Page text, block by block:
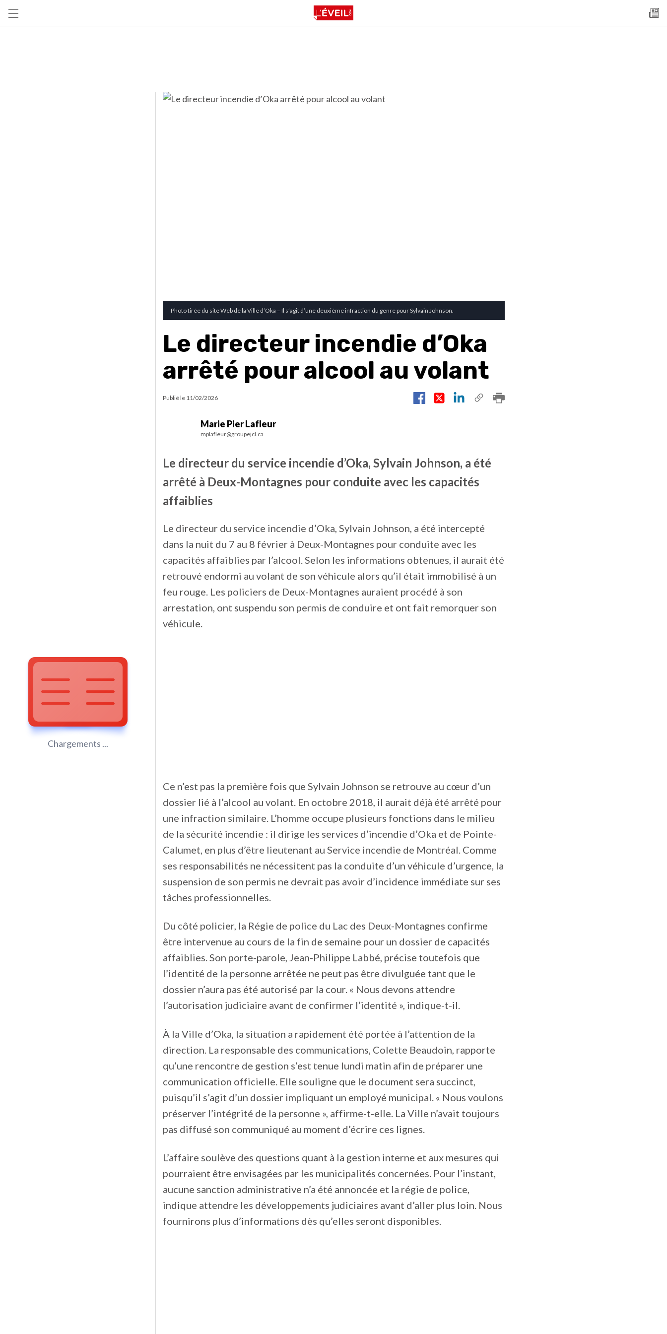
Chargements ...
Photo tirée du site Web de la Ville d’Oka – Il s’agit d’une deuxième infraction du genre pour Sylvain Johnson.
Le directeur incendie d’Oka
arrêté pour alcool au volant
Publié le 11/02/2026
Marie Pier Lafleur
mplafleur@groupejcl.ca
Le directeur du service incendie d’Oka, Sylvain Johnson, a été
arrêté à Deux-Montagnes pour conduite avec les capacités
affaiblies
Le directeur du service incendie d’Oka, Sylvain Johnson, a été intercepté
dans la nuit du 7 au 8 février à Deux-Montagnes pour conduite avec les
capacités affaiblies par l’alcool. Selon les informations obtenues, il aurait été
retrouvé endormi au volant de son véhicule alors qu’il était immobilisé à un
feu rouge. Les policiers de Deux-Montagnes auraient procédé à son
arrestation, ont suspendu son permis de conduire et ont fait remorquer son
véhicule.
Ce n’est pas la première fois que Sylvain Johnson se retrouve au cœur d’un
dossier lié à l’alcool au volant. En octobre 2018, il aurait déjà été arrêté pour
une infraction similaire. L’homme occupe plusieurs fonctions dans le milieu
de la sécurité incendie : il dirige les services d’incendie d’Oka et de Pointe-
Calumet, en plus d’être lieutenant au Service incendie de Montréal. Comme
ses responsabilités ne nécessitent pas la conduite d’un véhicule d’urgence, la
suspension de son permis ne devrait pas avoir d’incidence immédiate sur ses
tâches professionnelles.
Du côté policier, la Régie de police du Lac des Deux-Montagnes confirme
être intervenue au cours de la fin de semaine pour un dossier de capacités
affaiblies. Son porte-parole, Jean-Philippe Labbé, précise toutefois que
l’identité de la personne arrêtée ne peut pas être divulguée tant que le
dossier n’aura pas été autorisé par la cour. « Nous devons attendre
l’autorisation judiciaire avant de confirmer l’identité », indique-t-il.
À la Ville d’Oka, la situation a rapidement été portée à l’attention de la
direction. La responsable des communications, Colette Beaudoin, rapporte
qu’une rencontre de gestion s’est tenue lundi matin afin de préparer une
communication officielle. Elle souligne que le document sera succinct,
puisqu’il s’agit d’un dossier impliquant un employé municipal. « Nous voulons
préserver l’intégrité de la personne », affirme-t-elle. La Ville n’avait toujours
pas diffusé son communiqué au moment d’écrire ces lignes.
L’affaire soulève des questions quant à la gestion interne et aux mesures qui
pourraient être envisagées par les municipalités concernées. Pour l’instant,
aucune sanction administrative n’a été annoncée et la régie de police,
indique attendre les développements judiciaires avant d’aller plus loin. Nous
fournirons plus d’informations dès qu’elles seront disponibles.